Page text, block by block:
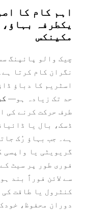
اہم کام کا
یکطرفہ
مکینکس
چیک والو پائپنگ
نگران کام کرتا
اسٹریم کا دباؤ
حد تک زیادہ ہو—
طرف حرکت کرنے کی
ڈسک، بال یا
ہے۔ جب بہاؤ رُک
گریویٹی یا واپسی
فوری طور پر سیٹ
سے لائن فوراً بند
کنٹرول یا طاقت
دوران محفوظ،